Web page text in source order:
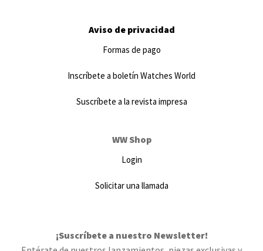
Aviso de privacidad
Formas de pago
Inscríbete a boletín Watches World
Suscríbete a la revista impresa
WW Shop
Login
Solicitar una llamada
¡Suscríbete a nuestro Newsletter!